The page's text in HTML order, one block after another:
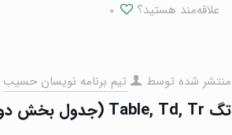
علاقه‌مند هستید؟ 0
منتشر شده توسط تیم برنامه نویسان حسیب
تگ Table, Td, Tr (جدول بخش دوم)